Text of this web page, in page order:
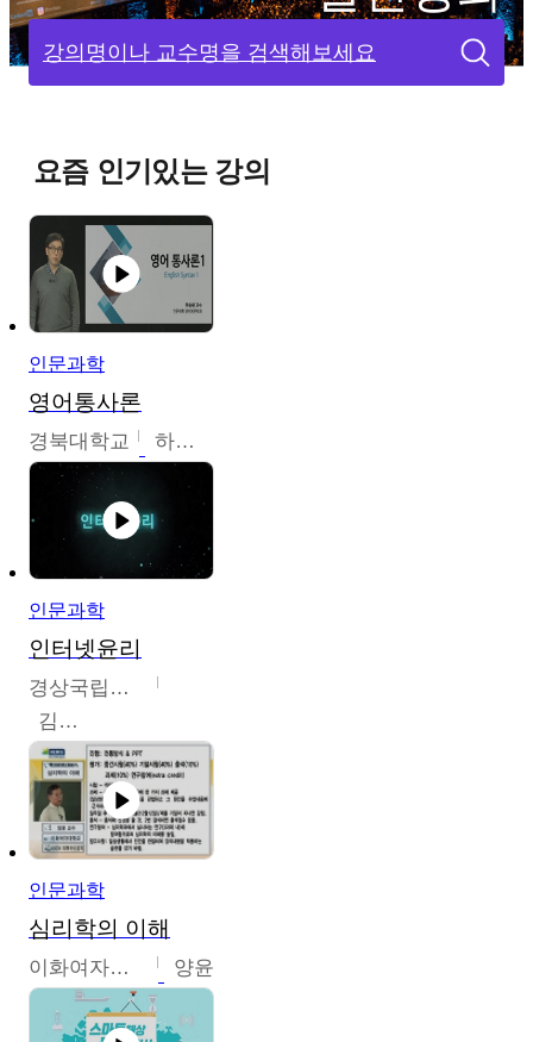
강의명이나 교수명을 검색해보세요
요즘 인기있는 강의
인문과학
영어통사론
경북대학교 하승완
인문과학
인터넷윤리
경상국립대학교
김대군
인문과학
심리학의 이해
이화여자대학교 양윤